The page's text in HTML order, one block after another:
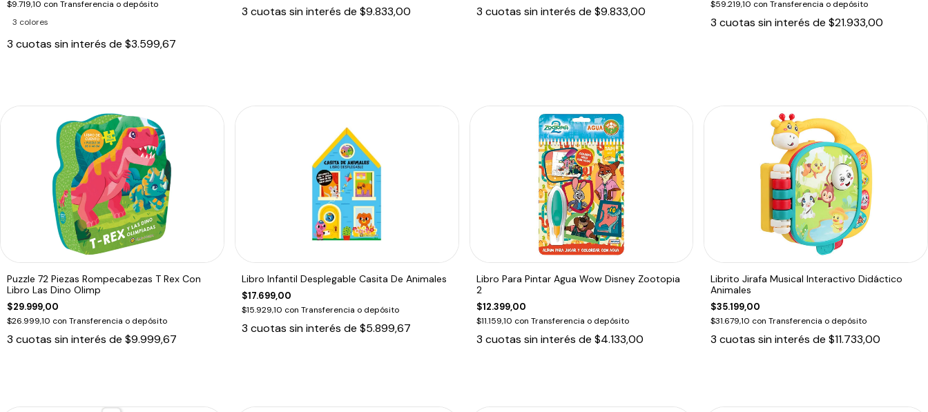
$9.719,10 con Transferencia o depósito
3 colores
3 cuotas sin interés de $3.599,67
3 cuotas sin interés de $9.833,00 3 cuotas sin interés de $9.833,00 $59.219,10 con Transferencia o depósito
3 cuotas sin interés de$21.933,00
Puzzle 72 Piezas Rompecabezas T Rex Con
Libro Las Dino Olimp
$29.999,00
$26.999,10 con Transferencia o depósito
3 cuotas sin interés de $9.999,67
Libro Infantil Desplegable Casita De Animales
$17.699,00
$15.929,10 con Transferencia o depósito
3 cuotas sin interés de $5.899,67
Libro Para Pintar Agua Wow Disney Zootopia
2
$12.399,00
$11.159,10 con Transferencia o depósito
3 cuotas sin interés de $4.133,00
Librito Jirafa Musical Interactivo Didáctico
Animales
$35.199,00
$31.679,10 con Transferencia o depósito
3 cuotas sin interés de$11.733,00